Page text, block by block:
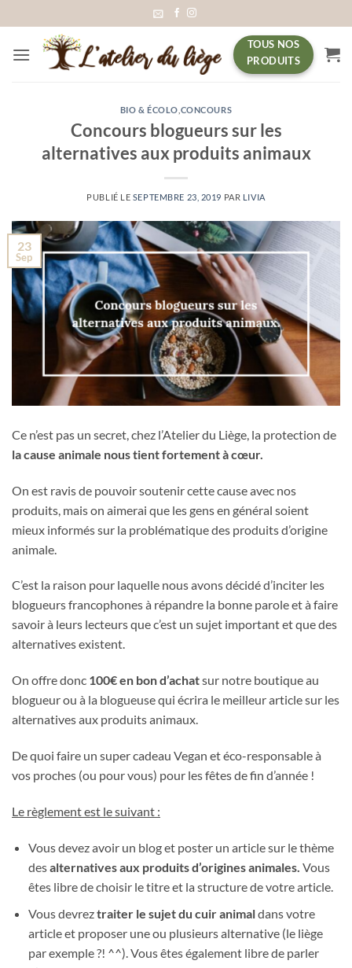
au
contenu
TOUS NOS
PRODUITS
BIO & ÉCOLO CONCOURS
Concours blogueurs sur les
alternatives aux produits animaux
PUBLIÉ LE SEPTEMBRE 23, 2019 PAR LIVIA
23
Sep
Ce n’est pas un secret, chez l’Atelier du Liège, la protection de
la cause animale nous tient fortement à cœur.
On est ravis de pouvoir soutenir cette cause avec nos
produits, mais on aimerai que les gens en général soient
mieux informés sur la problématique des produits d’origine
animale.
C’est la raison pour laquelle nous avons décidé d’inciter les
blogueurs francophones à répandre la bonne parole et à faire
savoir à leurs lecteurs que c’est un sujet important et que des
alternatives existent.
On offre donc 100€ en bon d’achatsur notre boutique au
blogueur ou à la blogueuse qui écrira le meilleur article sur les
alternatives aux produits animaux.
De quoi faire un super cadeau Vegan et éco-responsable à
vos proches (ou pour vous) pour les fêtes de fin d’année !
Le règlement est le suivant :
Vous devez avoir un blog et poster un article sur le thème
desalternatives aux produits d’origines animales. Vous
êtes libre de choisir le titre et la structure de votre article.
Vous devreztraiter le sujet du cuir animaldans votre
article et proposer une ou plusieurs alternative (le liège
par exemple ?! ^^). Vous êtes également libre de parler